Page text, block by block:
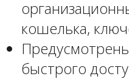
кошелька,
быстрого